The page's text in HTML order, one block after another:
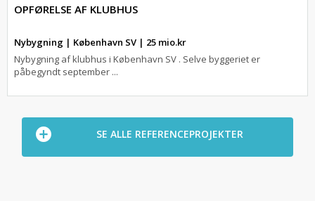
OPFØRELSE AF KLUBHUS
Nybygning | København SV | 25 mio.kr
Nybygning af klubhus i København SV . Selve byggeriet er
påbegyndt september ...
SE ALLE REFERENCEPROJEKTER